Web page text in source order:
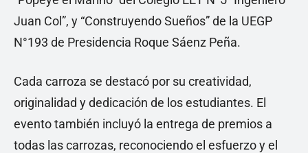
Juan Col”, y “Construyendo Sueños” de la UEGP
N°193 de Presidencia Roque Sáenz Peña.
Cada carroza se destacó por su creatividad,
originalidad y dedicación de los estudiantes. El
evento también incluyó la entrega de premios a
todas las carrozas, reconociendo el esfuerzo y el